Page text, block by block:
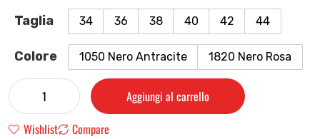
Taglia 34 36 38 40 42 44
Colore 1050 Nero Antracite 1820 Nero Rosa
Aggiungi al carrello
Wishlist
Compare